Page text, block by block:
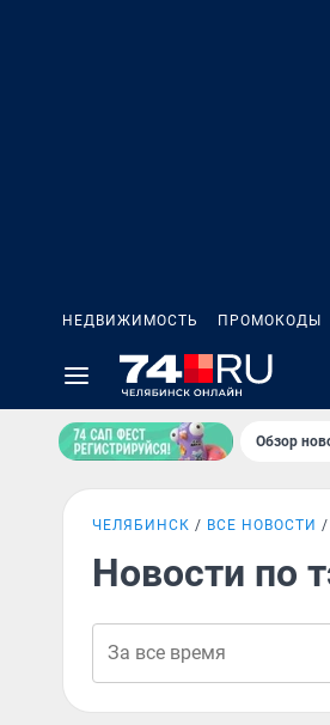
НЕДВИЖИМОСТЬ ПРОМОКОДЫ
Обзор
ЧЕЛЯБИНСК ВСЕ НОВОСТИ
Новости по